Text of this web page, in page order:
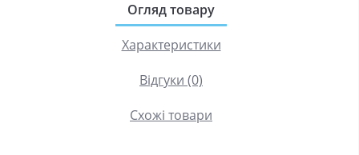
Огляд товару
Характеристики
Відгуки (0)
Схожі товари